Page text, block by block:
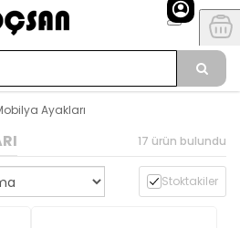
Ayakları
17 ürün bulundu
Stoktakiler